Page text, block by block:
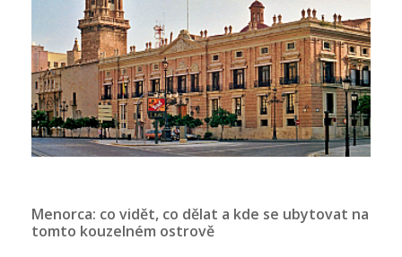
Menorca: co vidět, co dělat a kde se ubytovat na
tomto kouzelném ostrově